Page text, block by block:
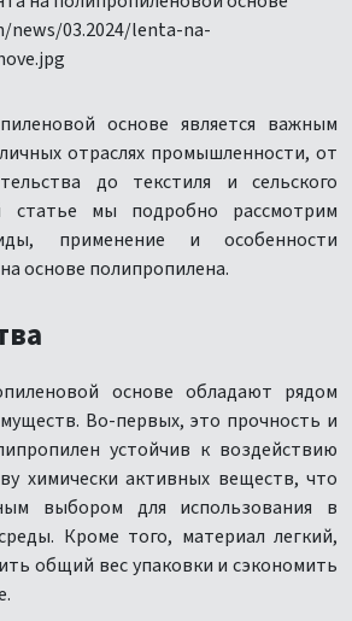
основе является важным
отраслях промышленности, от
до текстиля и сельского
статье мы подробно рассмотрим
применение и особенности
основе полипропилена.
основе обладают рядом
Во-первых, это прочность и
устойчив к воздействию
химически активных веществ, что
выбором для использования в
Кроме того, материал легкий,
общий вес упаковки и сэкономить